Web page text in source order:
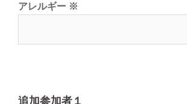
アレルギー ※
追加参加者１